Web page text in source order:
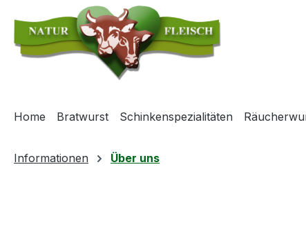
Hauptinhalt springen
Zur Suche springen
Zur Hauptnavigation springen
Home Bratwurst Schinkenspezialitäten
Informationen Über uns